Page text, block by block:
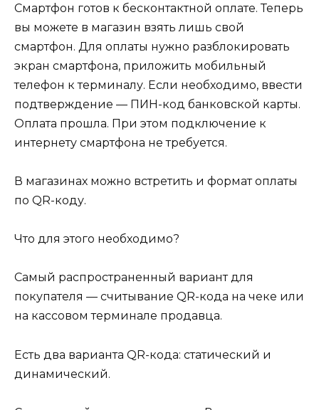
Смартфон готов к бесконтактной оплате. Теперь
вы можете в магазин взять лишь свой
смартфон. Для оплаты нужно разблокировать
экран смартфона, приложить мобильный
телефон к терминалу. Если необходимо, ввести
подтверждение — ПИН-код банковской карты.
Оплата прошла. При этом подключение к
интернету смартфона не требуется.
В магазинах можно встретить и формат оплаты
по QR-коду.
Что для этого необходимо?
Самый распространенный вариант для
покупателя — считывание QR-кода на чеке или
на кассовом терминале продавца.
Есть два варианта QR-кода: статический и
динамический.